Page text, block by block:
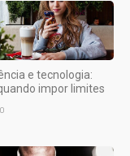
e tecnologia:
impor limites